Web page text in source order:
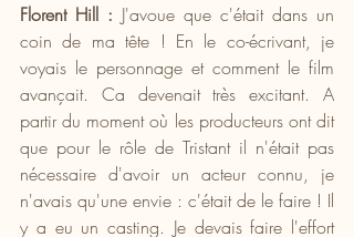
Florent Hill : J'avoue que c'était dans un
coin de ma tête ! En le co-écrivant, je
voyais le personnage et comment le film
avançait. Ca devenait très excitant. A
partir du moment où les producteurs ont dit
que pour le rôle de Tristant il n'était pas
nécessaire d'avoir un acteur connu, je
n'avais qu'une envie : c'était de le faire ! Il
y a eu un casting. Je devais faire l'effort